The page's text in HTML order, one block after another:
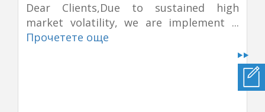
Dear Clients,Due to sustained high
market volatility, we are implement ...
Прочетете още